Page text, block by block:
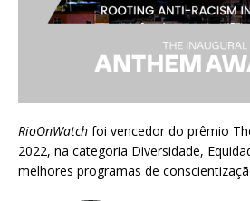
RioOnWatch foi vencedor do prêmio
2022, na categoria Diversidade,
melhores programas de